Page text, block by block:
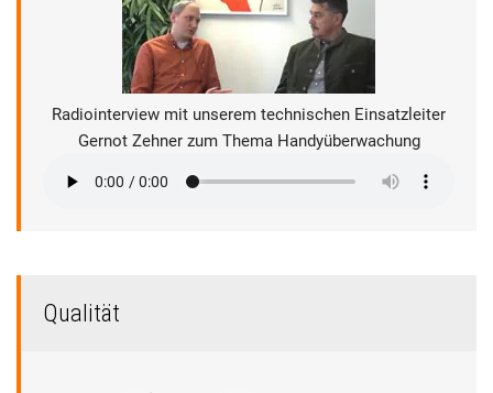
Radiointerview mit unserem technischen Einsatzleiter
Gernot Zehner zum Thema Handyüberwachung
Qualität